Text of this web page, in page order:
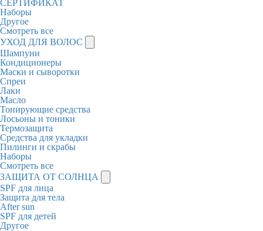
СЕРТИФИКАТ
Наборы
Другое
Смотреть все
УХОД ДЛЯ ВОЛОС
Шампуни
Кондиционеры
Маски и сыворотки
Спреи
Лаки
Масло
Тонирующие средства
Лосьоны и тоники
Термозащита
Средства для укладки
Пилинги и скрабы
Наборы
Смотреть все
ЗАЩИТА ОТ СОЛНЦА
SPF для лица
Защита для тела
After sun
SPF для детей
Другое